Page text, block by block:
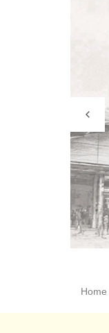
Home